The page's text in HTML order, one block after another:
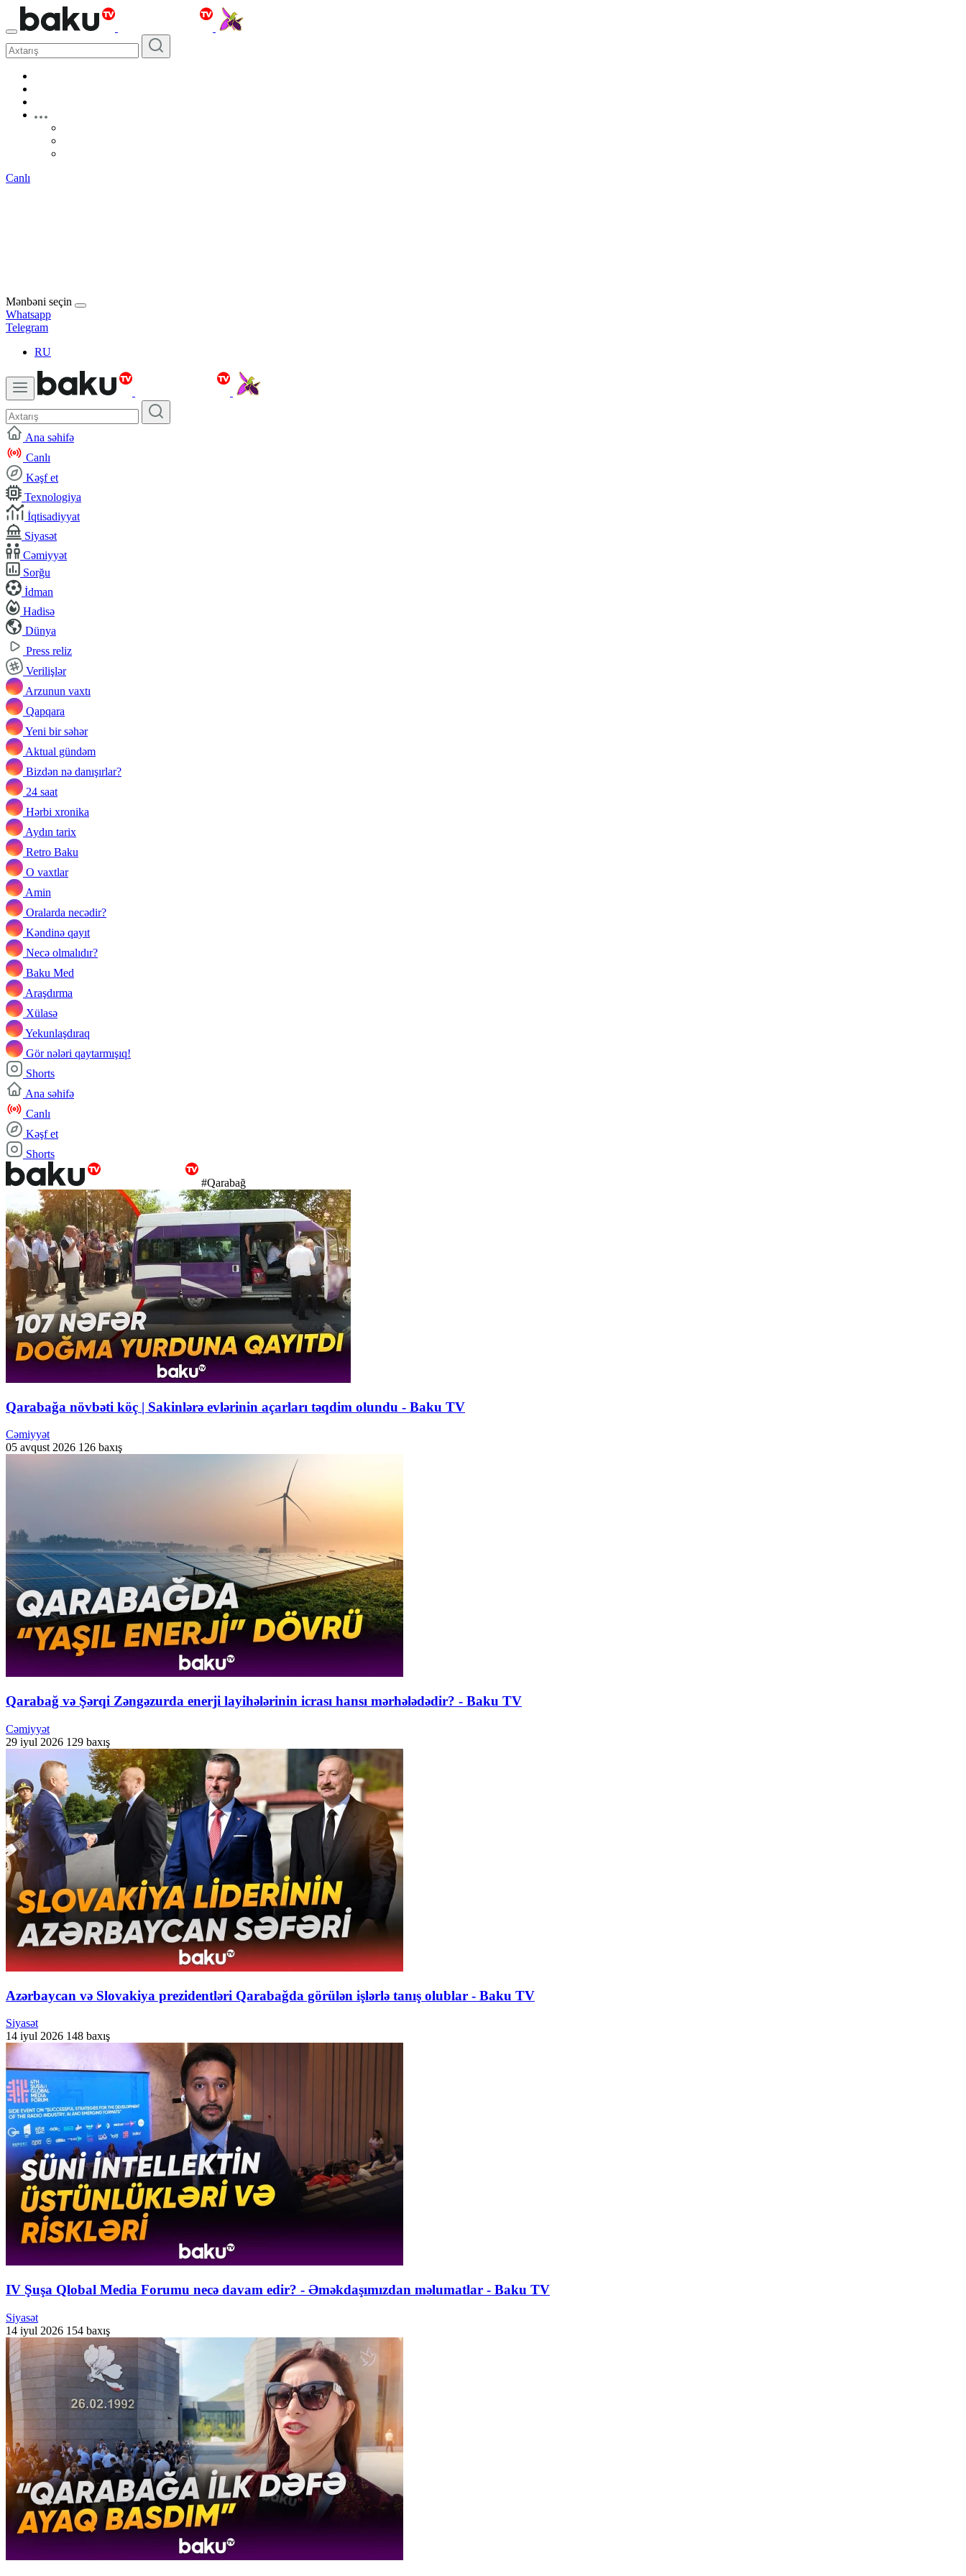
Canlı
Mənbəni seçin
Whatsapp
Telegram
RU
Ana səhifə
Canlı
Kəşf et
Texnologiya
İqtisadiyyat
Siyasət
Cəmiyyət
Sorğu
İdman
Hadisə
Dünya
Press reliz
Verilişlər
Arzunun vaxtı
Qapqara
Yeni bir səhər
Aktual gündəm
Bizdən nə danışırlar?
24 saat
Hərbi xronika
Aydın tarix
Retro Baku
O vaxtlar
Amin
Oralarda necədir?
Kəndinə qayıt
Necə olmalıdır?
Baku Med
Araşdırma
Xülasə
Yekunlaşdıraq
Gör nələri qaytarmışıq!
Shorts
Ana səhifə
Canlı
Kəşf et
Shorts
#Qarabağ
Qarabağa növbəti köç | Sakinlərə evlərinin açarları təqdim olundu - Baku TV
Cəmiyyət
05 avqust 2026 126 baxış
Qarabağ və Şərqi Zəngəzurda enerji layihələrinin icrası hansı mərhələdədir? - Baku TV
Cəmiyyət
29 iyul 2026 129 baxış
Azərbaycan və Slovakiya prezidentləri Qarabağda görülən işlərlə tanış olublar - Baku TV
Siyasət
14 iyul 2026 148 baxış
IV Şuşa Qlobal Media Forumu necə davam edir? - Əməkdaşımızdan məlumatlar - Baku TV
Siyasət
14 iyul 2026 154 baxış